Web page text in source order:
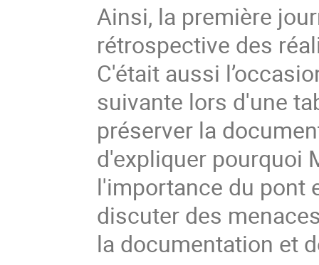
Ainsi, la première
rétrospective des
C'était aussi
suivante lors d'une
préserver la
d'expliquer pourquoi
l'importance du pont
discuter des
la documentation et